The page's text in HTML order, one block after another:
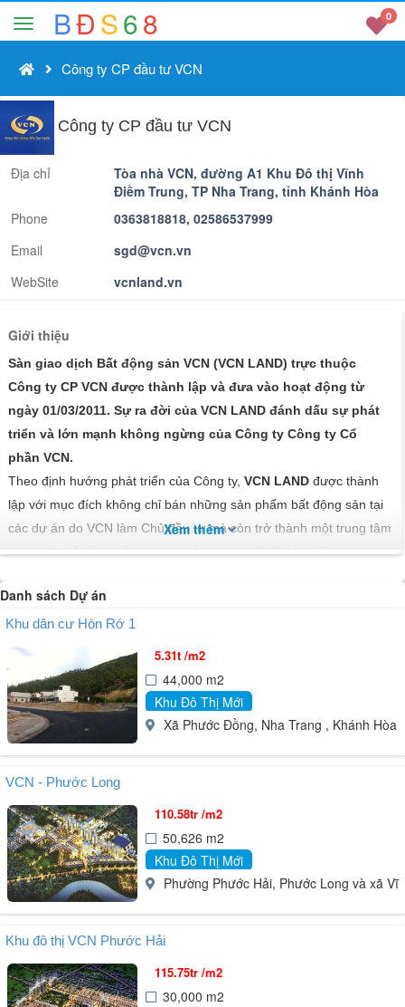
BĐS68 0
Công ty CP đầu tư VCN
Công ty CP đầu tư VCN
Địa chỉ
Tòa nhà VCN, đường A1 Khu Đô thị Vĩnh
Điềm Trung, TP Nha Trang, tỉnh Khánh Hòa
Phone
0363818818, 02586537999
Email
sgd@vcn.vn
WebSite
vcnland.vn
Giới thiệu
Sàn giao dịch Bất động sản VCN (VCN LAND) trực thuộc
Công ty CP VCN được thành lập và đưa vào hoạt động từ
ngày 01/03/2011. Sự ra đời của VCN LAND đánh dấu sự phát
triển và lớn mạnh không ngừng của Công ty Công ty Cổ
phần VCN.
Theo định hướng phát triển của Công ty, VCN LAND được thành
lập với mục đích không chỉ bán những sản phẩm bất động sản tại
các dự án do VCN làm Chủ đầu tư mà còn trở thành một trung tâm
giao dịch bất động sản uy tín và hiệu quả trên địa bàn Tp Nha
trên thị trường bất động sản nói chung.
VCN LAND được đầu tư trụ sở làm việc khang trang; cơ sở vật
chất được trang bị đầy đủ, hiện đại; đội ngũ nhân viên trẻ, năng
động, nhiệt tình, được đào tạo chuyên môn bài bản cùng với các
dịch vụ chuyên nghiệp, hoàn hảo sẵn sàng đáp ứng mọi nhu cầu
về nhà, đất cũng như tư vấn mang đến cho Quý khách hàng sự
lựa chọn đúng đắn trong những quyết định an cư hay đầu tư bất
Với tiêu chí lấy “chữ tín” làm phương châm phát triển, VCN LAND
đang nỗ lực hoàn thiện từng ngày, cố gắng phấn đấu, phát triển
không ngừng để trở thành một địa điểm uy tín, đáng tin cậy, là nơi
gửi trọn niềm tin của Quý khách hàng.
Lĩnh vực hoạt động:
1. Môi giới BĐS
3. Định giá BĐS
4. Quảng cáo BĐS
5. Quản lý BĐS
Xem thêm
Danh sách Dự án
Khu dân cư Hòn Rớ 1
5.31t /m2
44,000 m2
Khu Đô Thị Mới
Xã Phước Đồng, Nha Trang , Khánh Hòa
VCN - Phước Long
110.58tr /m2
50,626 m2
Khu Đô Thị Mới
Phường Phước Hải, Phước Long và xã
Khu đô thị VCN Phước Hải
115.75tr /m2
30,000 m2